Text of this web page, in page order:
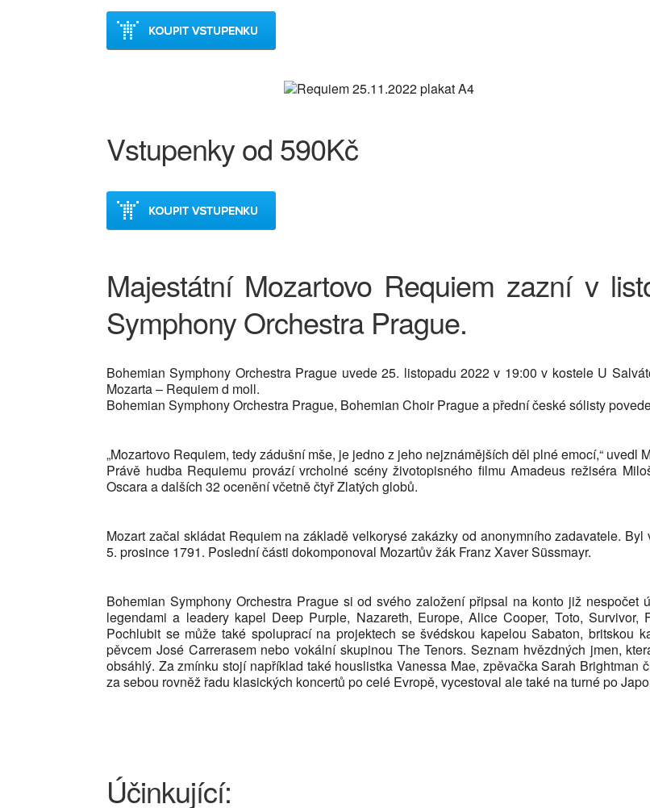
Vstupenky od 590Kč
Majestátní Mozartovo Requiem zazní v
Symphony Orchestra Prague.
Bohemian Symphony Orchestra Prague uvede 25. listopadu 2022 v 19:00 v kostele U
Mozarta – Requiem d moll.
Bohemian Symphony Orchestra Prague, Bohemian Choir Prague a přední české sólisty
„Mozartovo Requiem, tedy zádušní mše, je jedno z jeho nejznámějších děl plné emocí,“ uvedl
Právě hudba Requiemu provází vrcholné scény životopisného filmu Amadeus režiséra
Oscara a dalších 32 ocenění včetně čtyř Zlatých globů.
Mozart začal skládat Requiem na základě velkorysé zakázky od anonymního zadavatele.
5. prosince 1791. Poslední části dokomponoval Mozartův žák Franz Xaver Süssmayr.
Bohemian Symphony Orchestra Prague si od svého založení připsal na konto již nespočet
legendami a leadery kapel Deep Purple, Nazareth, Europe, Alice Cooper, Toto,
Pochlubit se může také spoluprací na projektech se švédskou kapelou Sabaton, britskou
pěvcem José Carrerasem nebo vokální skupinou The Tenors. Seznam hvězdných jmen,
obsáhlý. Za zmínku stojí například také houslistka Vanessa Mae, zpěvačka Sarah Brightman
za sebou rovněž řadu klasických koncertů po celé Evropě, vycestoval ale také na turné po
Účinkující: